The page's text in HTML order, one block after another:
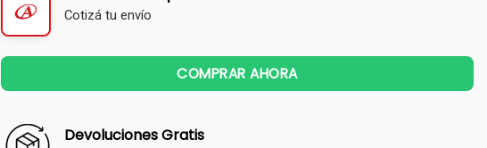
Cotizá tu envío
COMPRAR AHORA
Devoluciones Gratis